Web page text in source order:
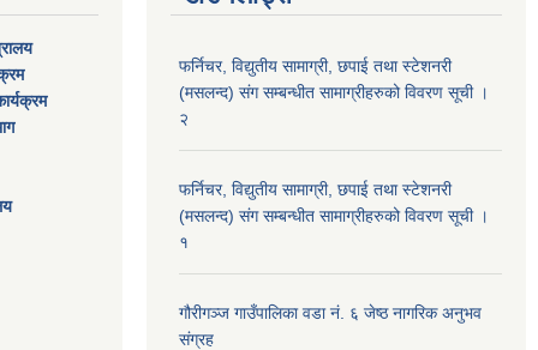
फर्निचर, विद्युतीय सामाग्री, छपाई तथा स्टेशनरी
(मसलन्द) संग सम्बन्धीत सामाग्रीहरुको विवरण सूची ।
२
फर्निचर, विद्युतीय सामाग्री, छपाई तथा स्टेशनरी
(मसलन्द) संग सम्बन्धीत सामाग्रीहरुको विवरण सूची ।
१
गौरीगञ्‍ज गाउँपालिका वडा नं. ६ जेष्ठ नागरिक अनुभव
संग्रह